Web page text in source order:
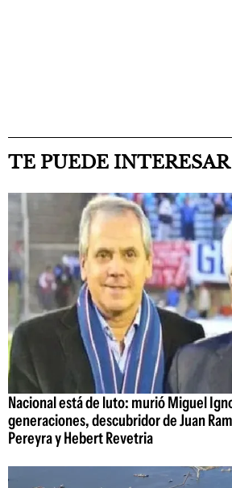
TE PUEDE INTERESAR
Nacional está de luto: murió Miguel
generaciones, descubridor de Juan
Pereyra y Hebert Revetria